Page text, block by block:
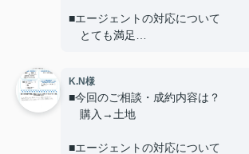
のアドバイスやメッセージ等、何で
い。
■エージェントの対応について
とても満足
場合、当店を薦めようと思いますか
はい
K.N様
■今回のご相談・成約内容は？
購入→土地
■エージェントの対応について